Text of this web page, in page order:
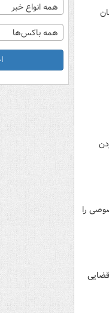
زبان
را
همه انواع خبر
همه باکس‌ها